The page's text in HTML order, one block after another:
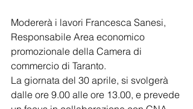
Modererà i lavori Francesca Sanesi,
Responsabile Area economico
promozionale della Camera di
commercio di Taranto.
La giornata del 30 aprile, si svolgerà
dalle ore 9.00 alle ore 13.00, e prevede